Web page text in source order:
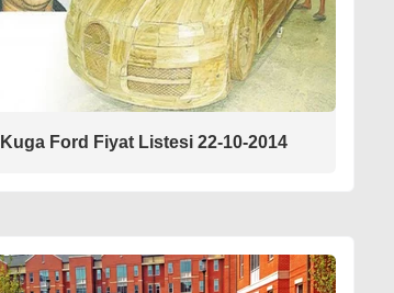
Kuga Ford Fiyat Listesi 22-10-2014